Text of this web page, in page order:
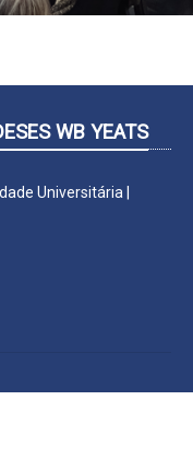
WB YEATS
Universitária |